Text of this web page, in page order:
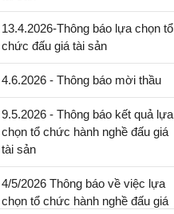
13.4.2026-Thông báo lựa chọn tổ
chức đấu giá tài sản
4.6.2026 - Thông báo mời thầu
9.5.2026 - Thông báo kết quả lựa
chọn tổ chức hành nghề đấu giá
tài sản
4/5/2026 Thông báo về việc lựa
chọn tổ chức hành nghề đấu giá
tài sản